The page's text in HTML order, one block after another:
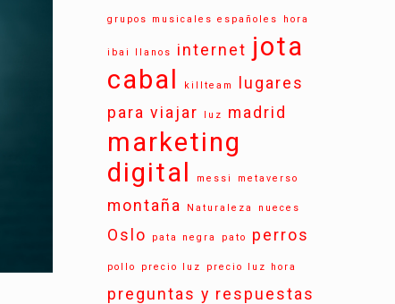
grupos musicales españoles hora
ibai llanos internet jota
cabal
killteam
lugares
para viajar
luz madrid
marketing
digital
messi metaverso
montaña Naturaleza nueces
Oslo pata negra pato perros
pollo precio luz precio luz hora
preguntas y respuestas